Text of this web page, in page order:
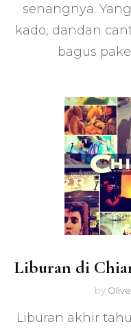
senangnya.
kado, dandan
bagus
Liburan di
by Olive
Liburan akhir